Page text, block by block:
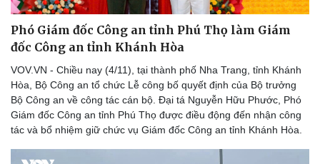
Kể chuyện cho bé
Hạt giống tâm hồn
Phó Giám đốc Công an tỉnh Phú Thọ làm Giám
đốc Công an tỉnh Khánh Hòa
VOV.VN - Chiều nay (4/11), tại thành phố Nha Trang, tỉnh Khánh
Hòa, Bộ Công an tổ chức Lễ công bố quyết định của Bộ trưởng
Bộ Công an về công tác cán bộ. Đại tá Nguyễn Hữu Phước, Phó
Giám đốc Công an tỉnh Phú Thọ được điều động đến nhận công
tác và bổ nhiệm giữ chức vụ Giám đốc Công an tỉnh Khánh Hòa.